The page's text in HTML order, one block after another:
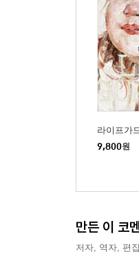
라이프가
9,800원
만든 이 코
저자, 역자, 편